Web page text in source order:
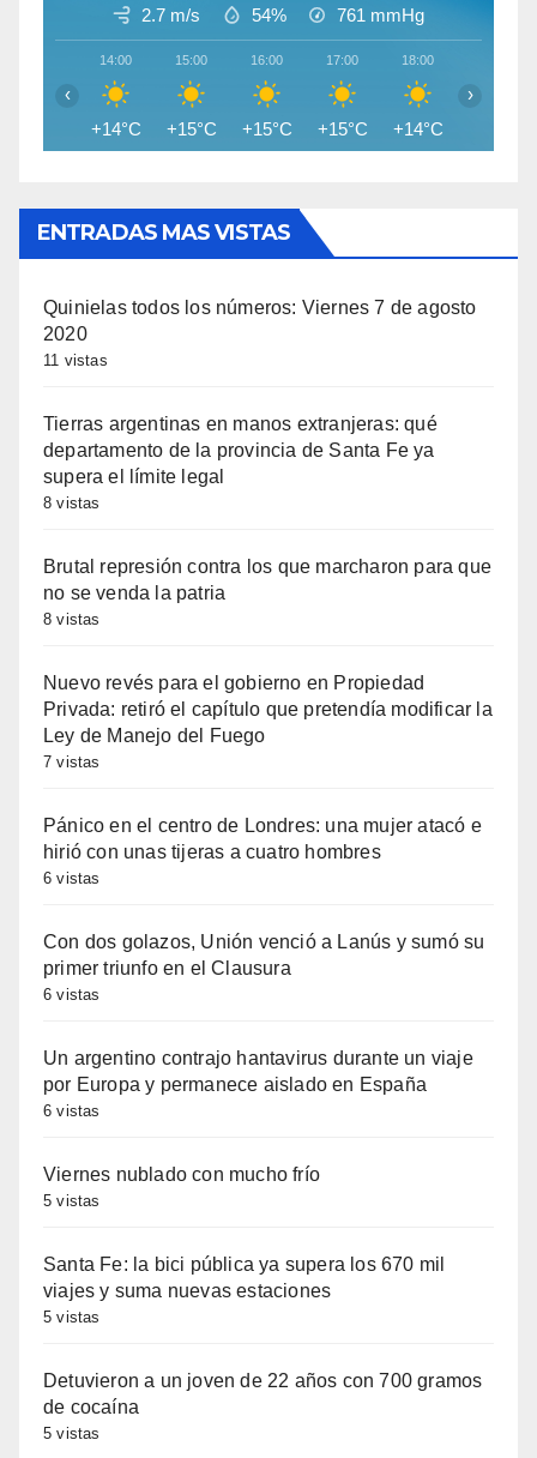
2.7 m/s 54% 761 mmHg
14:00
+14°C
15:00
+15°C
16:00
+15°C
17:00
+15°C
18:00
+14°C
‹ ›
ENTRADAS MAS VISTAS
Quinielas todos los números: Viernes 7 de agosto
2020
11 vistas
Tierras argentinas en manos extranjeras: qué
departamento de la provincia de Santa Fe ya
supera el límite legal
8 vistas
Brutal represión contra los que marcharon para que
no se venda la patria
8 vistas
Nuevo revés para el gobierno en Propiedad
Privada: retiró el capítulo que pretendía modificar la
Ley de Manejo del Fuego
7 vistas
Pánico en el centro de Londres: una mujer atacó e
hirió con unas tijeras a cuatro hombres
6 vistas
Con dos golazos, Unión venció a Lanús y sumó su
primer triunfo en el Clausura
6 vistas
Un argentino contrajo hantavirus durante un viaje
por Europa y permanece aislado en España
6 vistas
Viernes nublado con mucho frío
5 vistas
Santa Fe: la bici pública ya supera los 670 mil
viajes y suma nuevas estaciones
5 vistas
Detuvieron a un joven de 22 años con 700 gramos
de cocaína
5 vistas